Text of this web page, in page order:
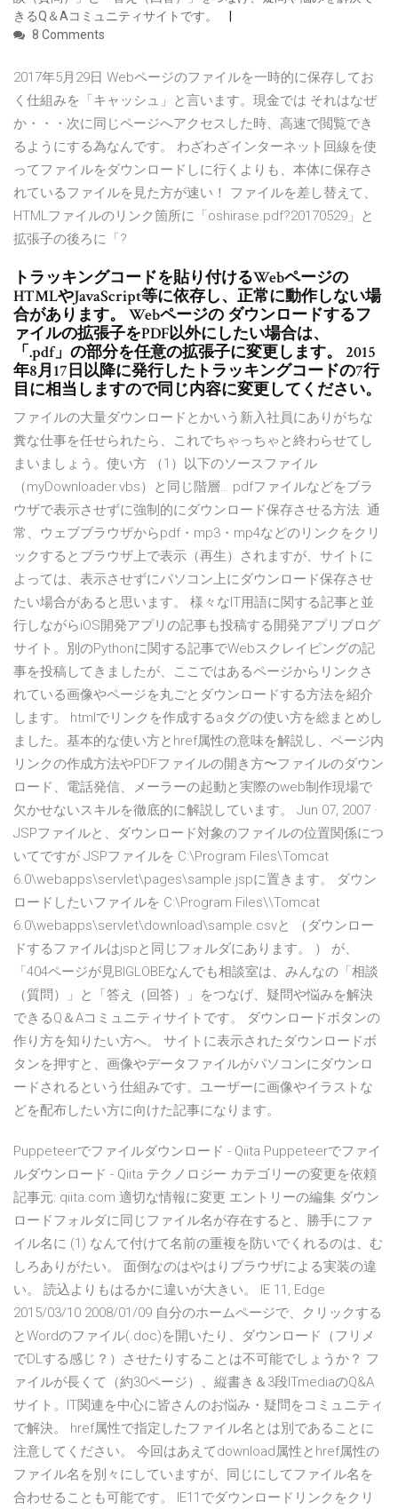
きるQ＆Aコミュニティサイトです。
8 Comments
2017年5月29日 Webページのファイルを一時的に保存してお
く仕組みを「キャッシュ」と言います。現金では それはなぜ
か・・・次に同じページへアクセスした時、高速で閲覧でき
るようにする為なんです。 わざわざインターネット回線を使
ってファイルをダウンロードしに行くよりも、本体に保存さ
れているファイルを見た方が速い！ ファイルを差し替えて、
HTMLファイルのリンク箇所に「oshirase.pdf?20170529」と
拡張子の後ろに「?
トラッキングコードを貼り付けるWebページの
HTMLやJavaScript等に依存し、正常に動作しない場
合があります。 Webページの ダウンロードするフ
ァイルの拡張子をPDF以外にしたい場合は、
「.pdf」の部分を任意の拡張子に変更します。 2015
年8月17日以降に発行したトラッキングコードの7行
目に相当しますので同じ内容に変更してください。
ファイルの大量ダウンロードとかいう新入社員にありがちな
糞な仕事を任せられたら、これでちゃっちゃと終わらせてし
まいましょう。使い方 （1）以下のソースファイル
（myDownloader.vbs）と同じ階層… pdfファイルなどをブラ
ウザで表示させずに強制的にダウンロード保存させる方法. 通
常、ウェブブラウザからpdf・mp3・mp4などのリンクをクリ
ックするとブラウザ上で表示（再生）されますが、サイトに
よっては、表示させずにパソコン上にダウンロード保存させ
たい場合があると思います。 様々なIT用語に関する記事と並
行しながらiOS開発アプリの記事も投稿する開発アプリブログ
サイト。別のPythonに関する記事でWebスクレイピングの記
事を投稿してきましたが、ここではあるページからリンクさ
れている画像やページを丸ごとダウンロードする方法を紹介
します。 htmlでリンクを作成するaタグの使い方を総まとめし
ました。基本的な使い方とhref属性の意味を解説し、ページ内
リンクの作成方法やPDFファイルの開き方〜ファイルのダウン
ロード、電話発信、メーラーの起動と実際のweb制作現場で
欠かせないスキルを徹底的に解説しています。 Jun 07, 2007 ·
JSPファイルと、ダウンロード対象のファイルの位置関係につ
いてですが JSPファイルを C:\Program Files\Tomcat
6.0\webapps\servlet\pages\sample.jspに置きます。 ダウン
ロードしたいファイルを C:\Program Files\\Tomcat
6.0\webapps\servlet\download\sample.csvと （ダウンロー
ドするファイルはjspと同じフォルダにあります。 ） が、
「404ページが見BIGLOBEなんでも相談室は、みんなの「相談
（質問）」と「答え（回答）」をつなげ、疑問や悩みを解決
できるQ＆Aコミュニティサイトです。 ダウンロードボタンの
作り方を知りたい方へ。 サイトに表示されたダウンロードボ
タンを押すと、画像やデータファイルがパソコンにダウンロ
ードされるという仕組みです。ユーザーに画像やイラストな
どを配布したい方に向けた記事になります。
Puppeteerでファイルダウンロード - Qiita Puppeteerでファイ
ルダウンロード - Qiita テクノロジー カテゴリーの変更を依頼
記事元: qiita.com 適切な情報に変更 エントリーの編集 ダウン
ロードフォルダに同じファイル名が存在すると、勝手にファ
イル名に (1) なんて付けて名前の重複を防いでくれるのは、む
しろありがたい。 面倒なのはやはりブラウザによる実装の違
い。 読込よりもはるかに違いが大きい。 IE 11, Edge
2015/03/10 2008/01/09 自分のホームページで、クリックする
とWordのファイル(.doc)を開いたり、ダウンロード（フリメ
でDLする感じ？）させたりすることは不可能でしょうか？ フ
ァイルが長くて（約30ページ）、縦書き＆3段ITmediaのQ&A
サイト。IT関連を中心に皆さんのお悩み・疑問をコミュニティ
で解決。 href属性で指定したファイル名とは別であることに
注意してください。 今回はあえてdownload属性とhref属性の
ファイル名を別々にしていますが、同じにしてファイル名を
合わせることも可能です。 IE11でダウンロードリンクをクリ